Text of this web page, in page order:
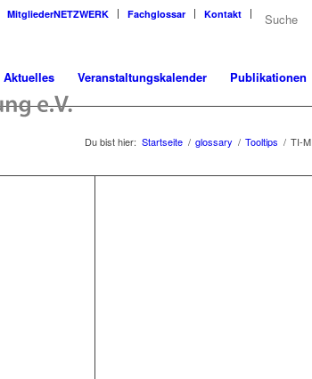
MitgliederNETZWERK Fachglossar Kontakt
Aktuelles Veranstaltungskalender Publikationen
Du bist hier: Startseite / glossary / Tooltips / TI-M